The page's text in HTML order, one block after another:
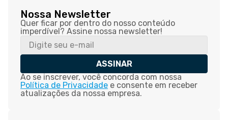
Nossa Newsletter
Quer ficar por dentro do nosso conteúdo
imperdível? Assine nossa newsletter!
ASSINAR
Ao se inscrever, você concorda com nossa
Política de Privacidade e consente em receber
atualizações da nossa empresa.